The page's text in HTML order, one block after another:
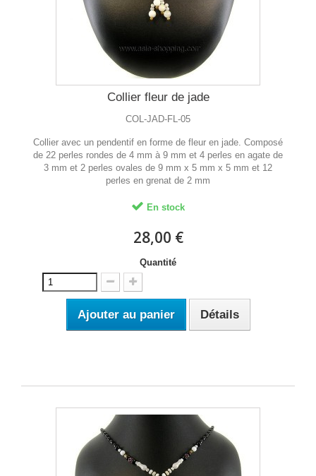
Collier fleur de jade
COL-JAD-FL-05
Collier avec un pendentif en forme de fleur en jade. Composé
de 22 perles rondes de 4 mm à 9 mm et 4 perles en agate de
3 mm et 2 perles ovales de 9 mm x 5 mm x 5 mm et 12
perles en grenat de 2 mm
En stock
28,00 €
Quantité
Ajouter au panier Détails